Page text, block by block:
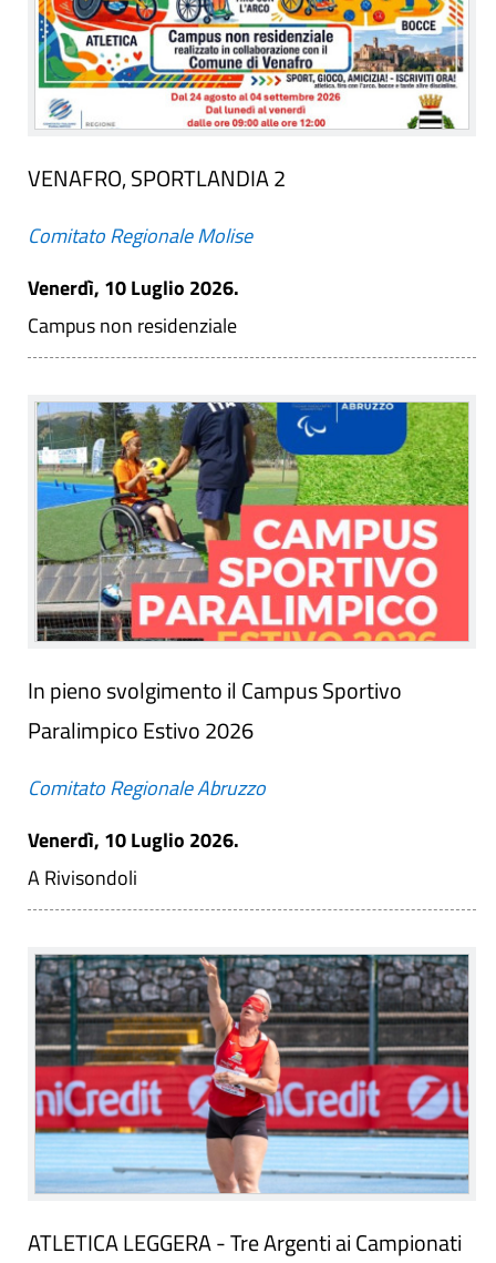
VENAFRO, SPORTLANDIA 2
Comitato Regionale Molise
Venerdì, 10 Luglio 2026.
Campus non residenziale
In pieno svolgimento il Campus Sportivo
Paralimpico Estivo 2026
Comitato Regionale Abruzzo
Venerdì, 10 Luglio 2026.
A Rivisondoli
ATLETICA LEGGERA - Tre Argenti ai Campionati